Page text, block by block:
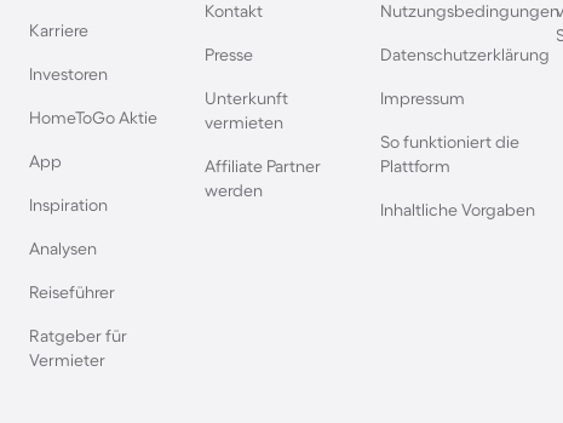
Karriere
Investoren
HomeToGo Aktie
App
Inspiration
Analysen
Reiseführer
Ratgeber für
Vermieter
Kontakt
Presse
Unterkunft
vermieten
Affiliate Partner
werden
Nutzungsbedingungen
Datenschutzerklärung
Impressum
So funktioniert die
Plattform
Inhaltliche Vorgaben